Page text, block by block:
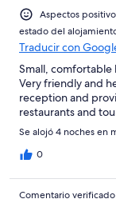
Aspectos
estado del
Traducir con
Small,
Very friendly and
reception and
restaurants and
Se alojó 4 noches en
0
Comentario verificado